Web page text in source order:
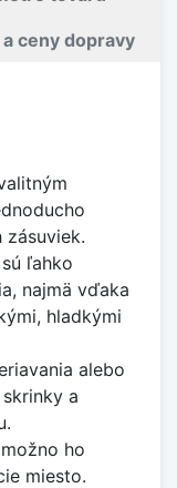
ceny dopravy
ľahko
najmä vďaka
hladkými
alebo
a
ho
miesto.